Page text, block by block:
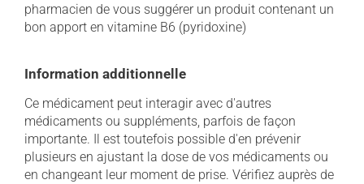
pharmacien de vous suggérer un produit contenant un
bon apport en vitamine B6 (pyridoxine)
Information additionnelle
Ce médicament peut interagir avec d'autres
médicaments ou suppléments, parfois de façon
importante. Il est toutefois possible d'en prévenir
plusieurs en ajustant la dose de vos médicaments ou
en changeant leur moment de prise. Vérifiez auprès de